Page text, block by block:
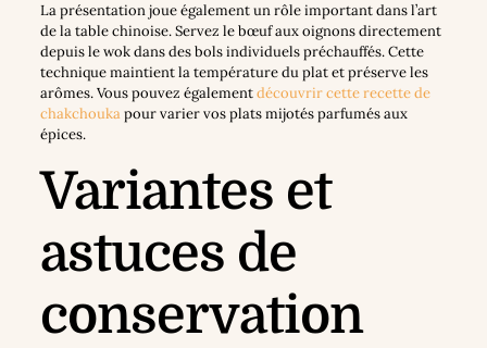
La présentation joue également un rôle important dans l’art
de la table chinoise. Servez le bœuf aux oignons directement
depuis le wok dans des bols individuels préchauffés. Cette
technique maintient la température du plat et préserve les
arômes. Vous pouvez égalementdécouvrir cette recette de
chakchoukapour varier vos plats mijotés parfumés aux
épices.
Variantes et
astuces de
conservation